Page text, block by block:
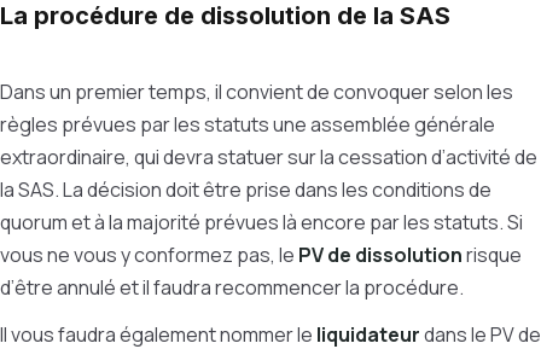
La procédure de dissolution de la SAS
Dans un premier temps, il convient de convoquer selon les
règles prévues par les statuts une assemblée générale
extraordinaire, qui devra statuer sur la cessation d’activité de
la SAS. La décision doit être prise dans les conditions de
quorum et à la majorité prévues là encore par les statuts. Si
vous ne vous y conformez pas, le PV de dissolutionrisque
d’être annulé et il faudra recommencer la procédure.
Il vous faudra également nommer le liquidateurdans le PV de